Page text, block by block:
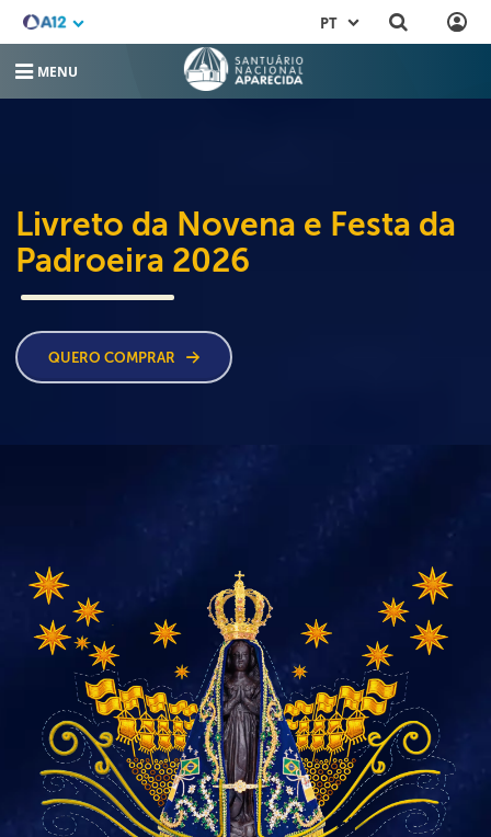
PT
MENU
Livreto da Novena e Festa da
Padroeira 2026
QUERO COMPRAR